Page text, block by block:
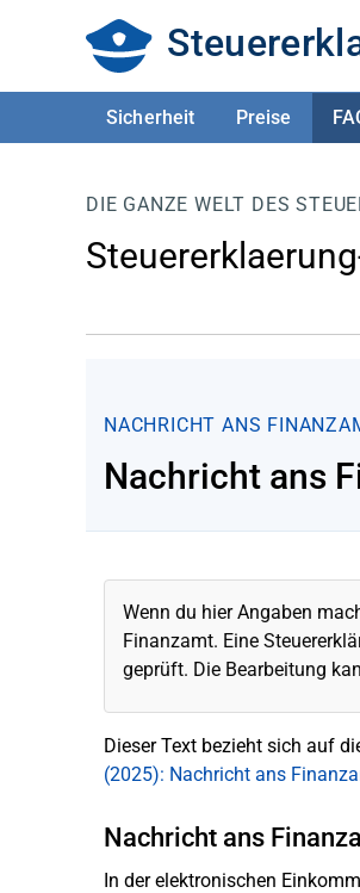
Sicherheit Preise
DIE GANZE WELT DES
NACHRICHT ANS
Nachricht ans
Wenn du hier Angaben
Finanzamt. Eine
geprüft. Die Bearbeitung
Dieser Text bezieht sich auf
(2025): Nachricht ans
Nachricht ans
In der elektronischen